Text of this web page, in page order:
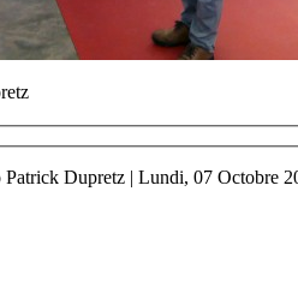
Dupretz | Lundi, 07 Octobre